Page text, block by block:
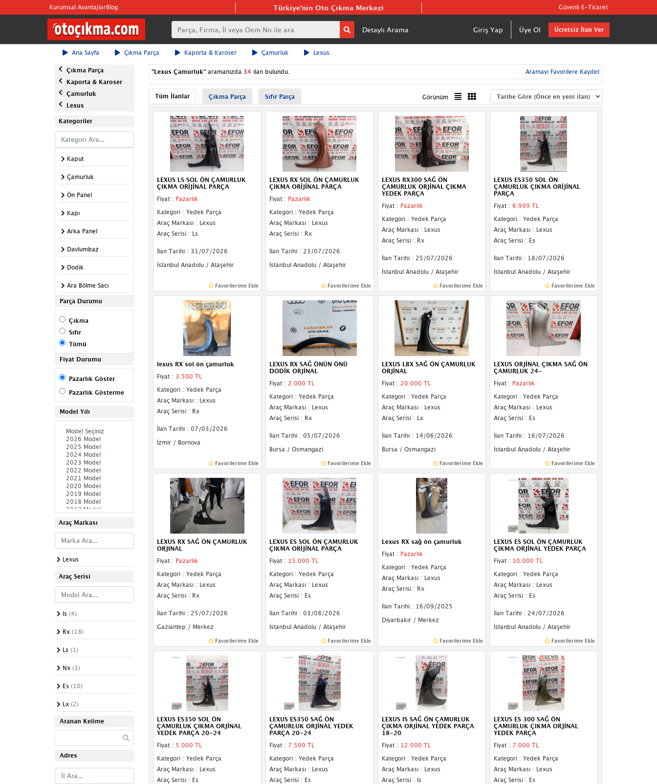
Kurumsal AvantajlarBlog Türkiye'nin Oto Çıkma Merkezi Güvenli E-Ticaret
Detaylı Arama Giriş Yap Üye Ol Ücretsiz İlan Ver
Ana Sayfa Çıkma Parça Kaporta & Karoser Çamurluk Lexus
Çıkma Parça
Kaporta & Karoser
Çamurluk
Lexus
Kategoriler
Kaput
Çamurluk
Ön Panel
Kapı
Arka Panel
Davlumbaz
Dodik
Ara Bölme Sacı
Basamak
Panjur
Kapı Çıtası
Kapı Direği
Fitil
Kaput Kilidi
Kupa
Komple Arka
Komple Ön
Ön Şasi
Sağ Şasi
Sol Şasi
Paçalık & Tozluk
Plakalık
Sağ Yan Sac
Sol Yan Sac
Spoiler
Tavan Çıtası
Bakalitler
Body Kit
Kapı Sacı
Arma & Yazı
Dış Ayna Camları
Dış Ayna Komple
İç Ayna
Parça Durumu
Çıkma
Sıfır
Tümü
Fiyat Durumu
Pazarlık Göster
Pazarlık Gösterme
Model Yılı
Araç Markası
Lexus
Araç Serisi
Is (4)
Rx (18)
Ls (1)
Nx (3)
Es (10)
Lx (2)
Aranan Kelime
Adres
"Lexus Çamurluk" aramanızda 34 ilan bulundu. Aramayı Favorilere Kaydet
Tüm İlanlar Çıkma Parça Sıfır Parça Görünüm
LEXUS LS SOL ÖN ÇAMURLUK
ÇIKMA ORİJİNAL PARÇA
Fiyat : Pazarlık
Kategori : Yedek Parça
Araç Markası : Lexus
Araç Serisi : Ls
İlan Tarihi : 31/07/2026
İstanbul Anadolu / Ataşehir
Favorilerime Ekle
LEXUS RX SOL ÖN ÇAMURLUK
ÇIKMA ORİJİNAL PARÇA
Fiyat : Pazarlık
Kategori : Yedek Parça
Araç Markası : Lexus
Araç Serisi : Rx
İlan Tarihi : 23/07/2026
İstanbul Anadolu / Ataşehir
Favorilerime Ekle
LEXUS RX300 SAĞ ÖN
ÇAMURLUK ORJİNAL ÇIKMA
YEDEK PARÇA
Fiyat : Pazarlık
Kategori : Yedek Parça
Araç Markası : Lexus
Araç Serisi : Rx
İlan Tarihi : 25/07/2026
İstanbul Anadolu / Ataşehir
Favorilerime Ekle
LEXUS ES350 SOL ÖN
ÇAMURLUK ÇIKMA ORİJİNAL
PARÇA
Fiyat : 6.999 TL
Kategori : Yedek Parça
Araç Markası : Lexus
Araç Serisi : Es
İlan Tarihi : 18/07/2026
İstanbul Anadolu / Ataşehir
Favorilerime Ekle
lexus RX sol ön çamurluk
Fiyat : 3.500 TL
Kategori : Yedek Parça
Araç Markası : Lexus
Araç Serisi : Rx
İlan Tarihi : 07/03/2026
İzmir / Bornova
Favorilerime Ekle
LEXUS RX SAĞ ÖNÜN ÖNÜ
DODİK ORJİNAL
Fiyat : 2.000 TL
Kategori : Yedek Parça
Araç Markası : Lexus
Araç Serisi : Rx
İlan Tarihi : 05/07/2026
Bursa / Osmangazi
Favorilerime Ekle
LEXUS LBX SAĞ ÖN ÇAMURLUK
ORJİNAL
Fiyat : 20.000 TL
Kategori : Yedek Parça
Araç Markası : Lexus
Araç Serisi : Lx
İlan Tarihi : 14/06/2026
Bursa / Osmangazi
Favorilerime Ekle
LEXUS ORJİNAL ÇIKMA SAĞ ÖN
ÇAMURLUK 24-
Fiyat : Pazarlık
Kategori : Yedek Parça
Araç Markası : Lexus
Araç Serisi : Es
İlan Tarihi : 16/07/2026
İstanbul Anadolu / Ataşehir
Favorilerime Ekle
LEXUS RX SAĞ ÖN ÇAMURLUK
ORJINAL
Fiyat : Pazarlık
Kategori : Yedek Parça
Araç Markası : Lexus
Araç Serisi : Rx
İlan Tarihi : 25/07/2026
Gaziantep / Merkez
Favorilerime Ekle
LEXUS ES SOL ÖN ÇAMURLUK
ÇIKMA ORİJİNAL PARÇA
Fiyat : 15.000 TL
Kategori : Yedek Parça
Araç Markası : Lexus
Araç Serisi : Es
İlan Tarihi : 03/08/2026
İstanbul Anadolu / Ataşehir
Favorilerime Ekle
Lexus RX sağ ön çamurluk
Fiyat : Pazarlık
Kategori : Yedek Parça
Araç Markası : Lexus
Araç Serisi : Rx
İlan Tarihi : 16/09/2025
Diyarbakır / Merkez
Favorilerime Ekle
LEXUS ES SOL ÖN ÇAMURLUK
ÇIKMA ORJİNAL YEDEK PARÇA
Fiyat : 10.000 TL
Kategori : Yedek Parça
Araç Markası : Lexus
Araç Serisi : Es
İlan Tarihi : 24/07/2026
İstanbul Anadolu / Ataşehir
Favorilerime Ekle
LEXUS ES350 SOL ÖN
ÇAMURLUK ÇIKMA ORJİNAL
YEDEK PARÇA 20-24
Fiyat : 5.000 TL
Kategori : Yedek Parça
Araç Markası : Lexus
Araç Serisi : Es
LEXUS ES350 SAĞ ÖN
ÇAMURLUK ORJİNAL YEDEK
PARÇA 20-24
Fiyat : 7.500 TL
Kategori : Yedek Parça
Araç Markası : Lexus
Araç Serisi : Es
LEXUS IS SAĞ ÖN ÇAMURLUK
ÇIKMA ORJİNAL YEDEK PARÇA
18-20
Fiyat : 12.000 TL
Kategori : Yedek Parça
Araç Markası : Lexus
Araç Serisi : Is
LEXUS ES 300 SAĞ ÖN
ÇAMURLUK ÇIKMA ORJİNAL
YEDEK PARÇA
Fiyat : 7.000 TL
Kategori : Yedek Parça
Araç Markası : Lexus
Araç Serisi : Es